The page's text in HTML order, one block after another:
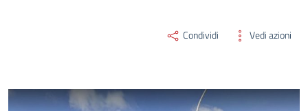
Condividi Vedi azioni